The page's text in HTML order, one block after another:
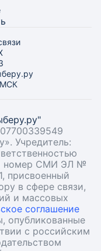
МСК
Учредитель:
номер СМИ ЭЛ №
присвоенный
в сфере связи,
и массовых
соглашение
опубликованные
с российским